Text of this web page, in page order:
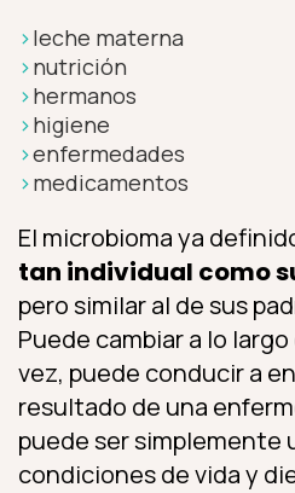
leche materna
nutrición
hermanos
higiene
enfermedades
medicamentos
El microbioma ya
tan individual como
pero similar al de sus
Puede cambiar a lo
vez, puede conducir a
resultado de una
puede ser simplemente
condiciones de vida y